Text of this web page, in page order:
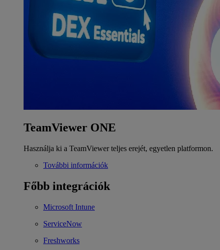
TeamViewer ONE
Használja ki a TeamViewer teljes erejét, egyetlen platformon.
További információk
Főbb integrációk
Microsoft Intune
ServiceNow
Freshworks